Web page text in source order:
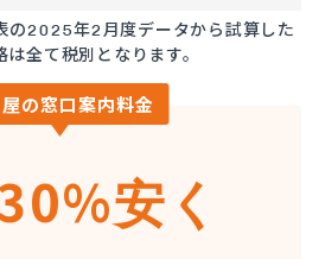
の2025年2月度データから試算した
全て税別となります。
の窓口案内料金
安く